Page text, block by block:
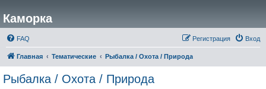
Каморка
FAQ Вход
Регистрация
Главная Тематические Рыбалка / Охота / Природа
Рыбалка / Охота / Природа